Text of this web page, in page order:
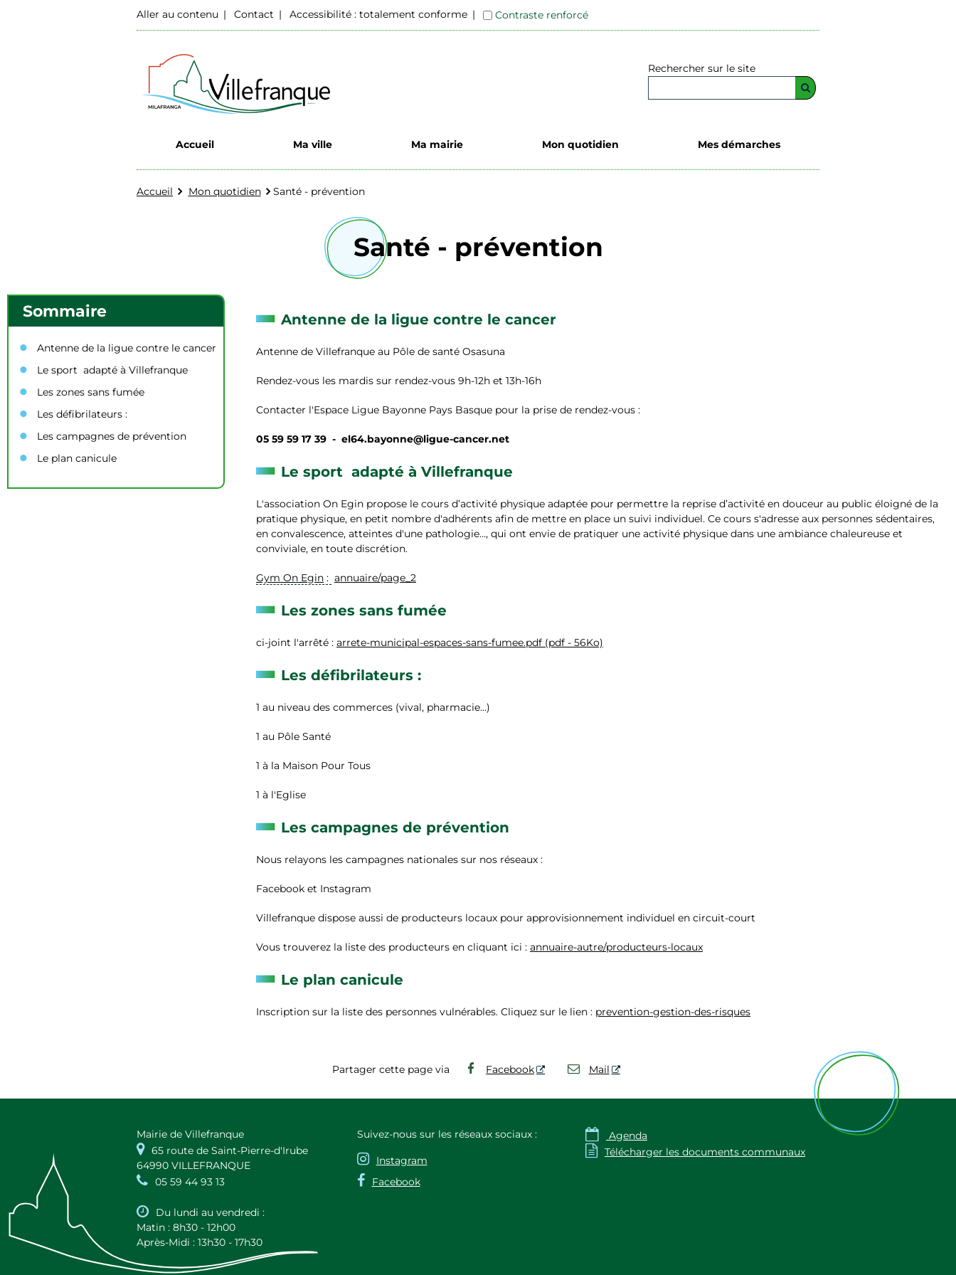
Aller au contenu Contact Accessibilité : totalement conforme Contraste renforcé
Rechercher sur le site
Accueil Ma ville Ma mairie Mon quotidien Mes démarches
Accueil Mon quotidien Santé - prévention
Santé - prévention
Sommaire
Antenne de la ligue contre le cancer
Le sport adapté à Villefranque
Les zones sans fumée
Les défibrilateurs :
Les campagnes de prévention
Le plan canicule
Antenne de la ligue contre le cancer
Antenne de Villefranque au Pôle de santé Osasuna
Rendez-vous les mardis sur rendez-vous 9h-12h et 13h-16h
Contacter l'Espace Ligue Bayonne Pays Basque pour la prise de rendez-vous :
05 59 59 17 39 - el64.bayonne@ligue-cancer.net
Le sport adapté à Villefranque
L'association On Egin propose le cours d’activité physique adaptée pour permettre la reprise d’activité en douceur au public éloigné de la
pratique physique, en petit nombre d'adhérents afin de mettre en place un suivi individuel. Ce cours s'adresse aux personnes sédentaires,
en convalescence, atteintes d'une pathologie..., qui ont envie de pratiquer une activité physique dans une ambiance chaleureuse et
conviviale, en toute discrétion.
Gym On Egin : annuaire/page_2
Les zones sans fumée
ci-joint l'arrêté : arrete-municipal-espaces-sans-fumee.pdf (pdf - 56Ko)
Les défibrilateurs :
1 au niveau des commerces (vival, pharmacie...)
1 au Pôle Santé
1 à la Maison Pour Tous
1 à l'Eglise
Les campagnes de prévention
Nous relayons les campagnes nationales sur nos réseaux :
Facebook et Instagram
Villefranque dispose aussi de producteurs locaux pour approvisionnement individuel en circuit-court
Vous trouverez la liste des producteurs en cliquant ici : annuaire-autre/producteurs-locaux
Le plan canicule
Inscription sur la liste des personnes vulnérables. Cliquez sur le lien : prevention-gestion-des-risques
Partager cette page via Facebook Mail
Mairie de Villefranque
 65 route de Saint-Pierre-d'Irube
64990 VILLEFRANQUE
 05 59 44 93 13

Du lundi au vendredi :
Matin : 8h30 - 12h00
Après-Midi : 13h30 - 17h30
Suivez-nous sur les réseaux sociaux :
 Instagram
 Facebook
 Agenda
 Télécharger les documents communaux